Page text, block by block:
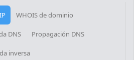
WHOIS de dominio
DNS Propagación DNS
inversa